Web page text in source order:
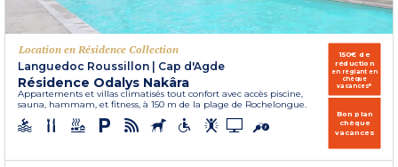
Location en Résidence Collection
Languedoc Roussillon
Cap d'Agde
Résidence Odalys Nakâra
Appartements et villas climatisés tout confort avec accès piscine,
sauna, hammam, et fitness, à 150 m de la plage de Rochelongue.
150€ de
réduction
en réglant en
chèque
vacances*
Bon plan
chèque
vacances